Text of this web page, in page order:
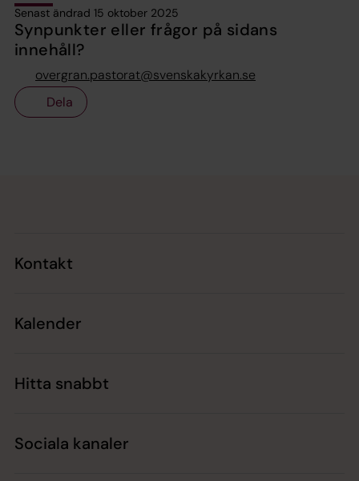
Senast ändrad 15 oktober 2025
Synpunkter eller frågor på sidans
innehåll?
overgran.pastorat@svenskakyrkan.se
Dela
Kontakt
Kalender
Hitta snabbt
Sociala kanaler